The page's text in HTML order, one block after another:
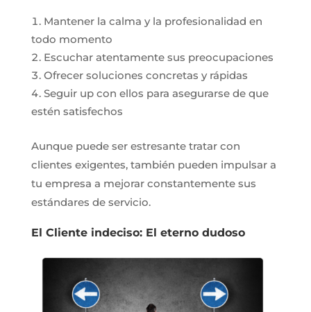
Mantener la calma y la profesionalidad en
todo momento
Escuchar atentamente sus preocupaciones
Ofrecer soluciones concretas y rápidas
Seguir up con ellos para asegurarse de que
estén satisfechos
Aunque puede ser estresante tratar con
clientes exigentes, también pueden impulsar a
tu empresa a mejorar constantemente sus
estándares de servicio.
El Cliente indeciso: El eterno dudoso